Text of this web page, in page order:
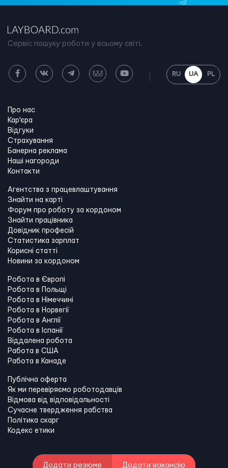
Сервіс пошуку роботи у всьому світі.
RU UA PL
Про нас
Кар'єра
Відгуки
Страхування
Банерна реклама
Наші нагороди
Контакти
Агентства з працевлаштування
Знайти на карті
Форум про роботу за кордоном
Знайти працівника
Довідник професій
Статистика зарплат
Корисні статті
Новини за кордоном
Робота в Європі
Робота в Польщі
Робота в Німеччині
Робота в Норвегії
Робота в Англії
Робота в Іспанії
Віддалена робота
Работа в США
Работа в Канадe
Публічна оферта
Як ми перевіряємо роботодавців
Відмова від відповідальності
Сучасне твердження рабства
Політика скарг
Кодекс етики
Додати резюме Додати вакансію